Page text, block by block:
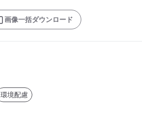
画像一括ダウンロード
環境配慮